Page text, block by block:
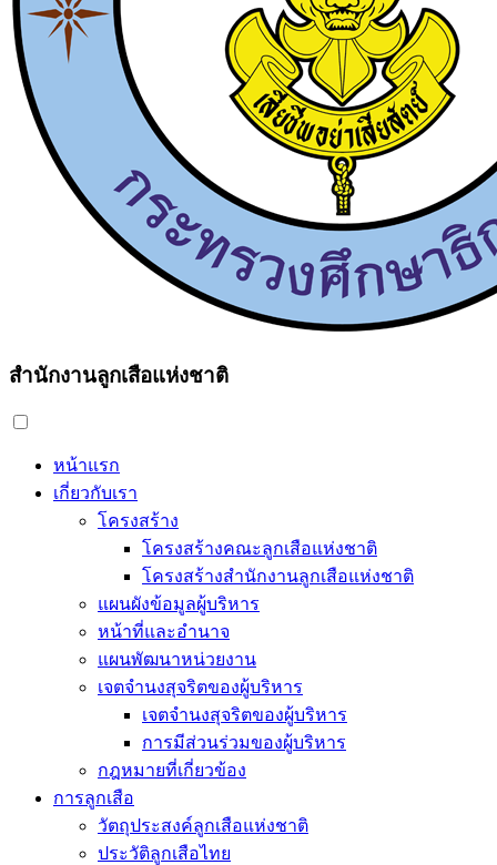
สำนักงานลูกเสือแห่งชาติ
หน้าแรก
เกี่ยวกับเรา
โครงสร้าง
โครงสร้างคณะลูกเสือแห่งชาติ
โครงสร้างสำนักงานลูกเสือแห่งชาติ
แผนผังข้อมูลผู้บริหาร
หน้าที่และอำนาจ
แผนพัฒนาหน่วยงาน
เจตจำนงสุจริตของผู้บริหาร
เจตจำนงสุจริตของผู้บริหาร
การมีส่วนร่วมของผู้บริหาร
กฎหมายที่เกี่ยวข้อง
การลูกเสือ
วัตถุประสงค์ลูกเสือแห่งชาติ
ประวัติลูกเสือไทย